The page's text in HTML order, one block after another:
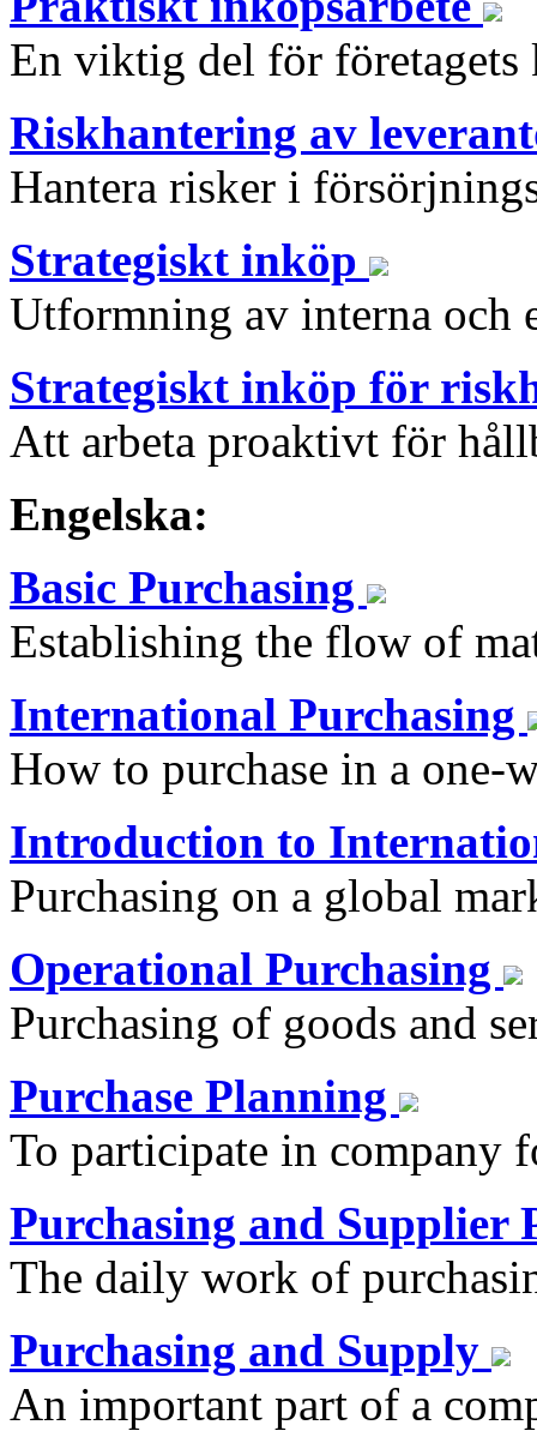
En viktig del för företagets
Riskhantering av
Hantera risker i
Strategiskt inköp
Utformning av interna och
Strategiskt inköp för
Att arbeta proaktivt för
Engelska:
Basic Purchasing
Establishing the flow of
International Purchasing
How to purchase in a one-
Introduction to
Purchasing on a global
Operational Purchasing
Purchasing of goods and
Purchase Planning
To participate in company
Purchasing and Supplier
The daily work of
Purchasing and Supply
An important part of a